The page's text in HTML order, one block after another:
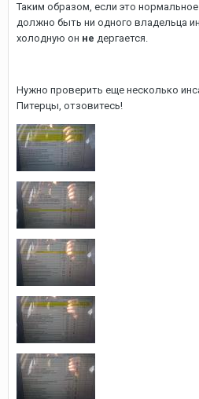
Таким образом, если это
должно быть ни одного владельца
холодную он не дергается.
Нужно проверить еще несколько
Питерцы, отзовитесь!